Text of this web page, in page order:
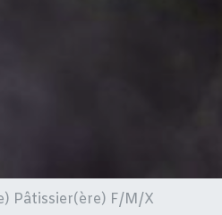
Pâtissier(ère) F/M/X